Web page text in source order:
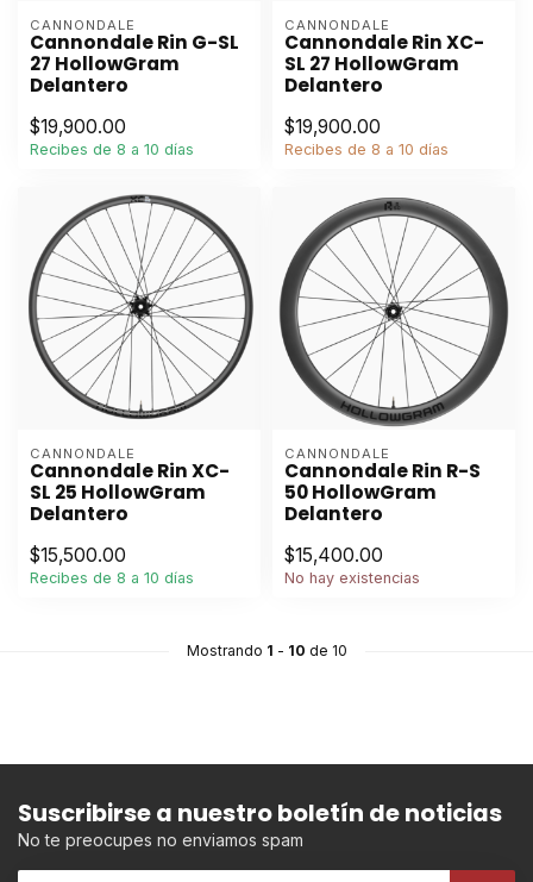
CANNONDALE
Cannondale Rin G-SL
27 HollowGram
Delantero
$19,900.00
Recibes de 8 a 10 días
CANNONDALE
Cannondale Rin XC-
SL 27 HollowGram
Delantero
$19,900.00
Recibes de 8 a 10 días
CANNONDALE
Cannondale Rin XC-
SL 25 HollowGram
Delantero
$15,500.00
Recibes de 8 a 10 días
CANNONDALE
Cannondale Rin R-S
50 HollowGram
Delantero
$15,400.00
No hay existencias
Mostrando 1 - 10 de 10
Suscribirse a nuestro boletín de noticias
No te preocupes no enviamos spam